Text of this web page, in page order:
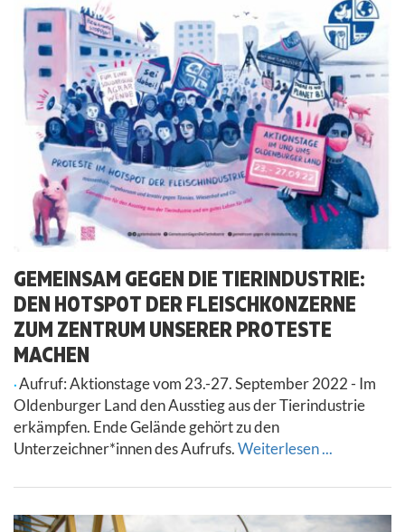
GEMEINSAM GEGEN DIE TIERINDUSTRIE:
DEN HOTSPOT DER FLEISCHKONZERNE
ZUM ZENTRUM UNSERER PROTESTE
MACHEN
Aufruf: Aktionstage vom 23.-27. September 2022 - Im
Oldenburger Land den Ausstieg aus der Tierindustrie
erkämpfen. Ende Gelände gehört zu den
Unterzeichner*innen des Aufrufs.Weiterlesen ...